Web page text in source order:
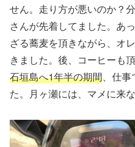
せん。走り方が悪いのか？
さんが先着してました。あ
ざる蕎麦を頂きながら、オ
きました。後、コーヒーも
石垣島へ1年半の期間、仕
た。月ヶ瀬には、マメに来